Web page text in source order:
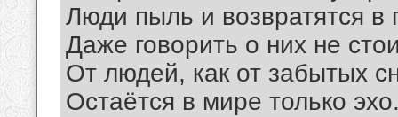
Люди пыль и возвратятся в
Даже говорить о них не
От людей, как от забытых
Остаётся в мире только